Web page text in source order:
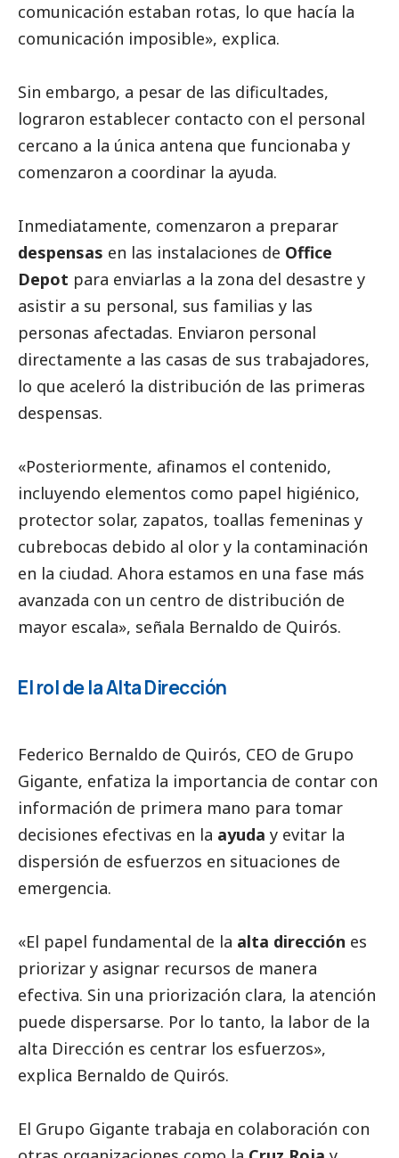
comunicación estaban rotas, lo que hacía la
comunicación imposible», explica.
Sin embargo, a pesar de las dificultades,
lograron establecer contacto con el personal
cercano a la única antena que funcionaba y
comenzaron a coordinar la ayuda.
Inmediatamente, comenzaron a preparar
despensas en las instalaciones de Office
Depot para enviarlas a la zona del desastre y
asistir a su personal, sus familias y las
personas afectadas. Enviaron personal
directamente a las casas de sus trabajadores,
lo que aceleró la distribución de las primeras
despensas.
«Posteriormente, afinamos el contenido,
incluyendo elementos como papel higiénico,
protector solar, zapatos, toallas femeninas y
cubrebocas debido al olor y la contaminación
en la ciudad. Ahora estamos en una fase más
avanzada con un centro de distribución de
mayor escala», señala Bernaldo de Quirós.
El rol de la Alta Dirección
Federico Bernaldo de Quirós, CEO de Grupo
Gigante, enfatiza la importancia de contar con
información de primera mano para tomar
decisiones efectivas en la ayuda y evitar la
dispersión de esfuerzos en situaciones de
emergencia.
«El papel fundamental de la alta dirección es
priorizar y asignar recursos de manera
efectiva. Sin una priorización clara, la atención
puede dispersarse. Por lo tanto, la labor de la
alta Dirección es centrar los esfuerzos»,
explica Bernaldo de Quirós.
El Grupo Gigante trabaja en colaboración con